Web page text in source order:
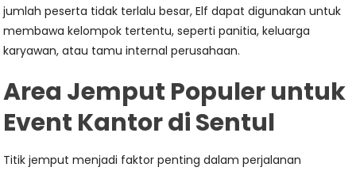
jumlah peserta tidak terlalu besar, Elf dapat digunakan untuk
membawa kelompok tertentu, seperti panitia, keluarga
karyawan, atau tamu internal perusahaan.
Area Jemput Populer untuk
Event Kantor di Sentul
Titik jemput menjadi faktor penting dalam perjalanan